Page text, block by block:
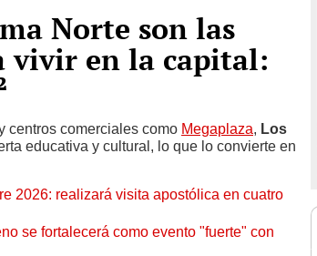
Norte son las
vivir en la capital:
centros comerciales como Megaplaza, Los
educativa y cultural, lo que lo convierte en
2026: realizará visita apostólica en cuatro
se fortalecerá como evento "fuerte" con